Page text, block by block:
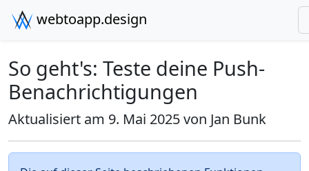
webtoapp.design
So geht's: Teste deine Push-
Benachrichtigungen
Aktualisiert am 9. Mai 2025 von Jan Bunk